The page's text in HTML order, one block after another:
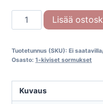
Festive
Rautapuu
006
määrä
Lisää
Tuotetunnus (SKU): Ei
Osasto: 1-kiviset sormukset
Kuvaus